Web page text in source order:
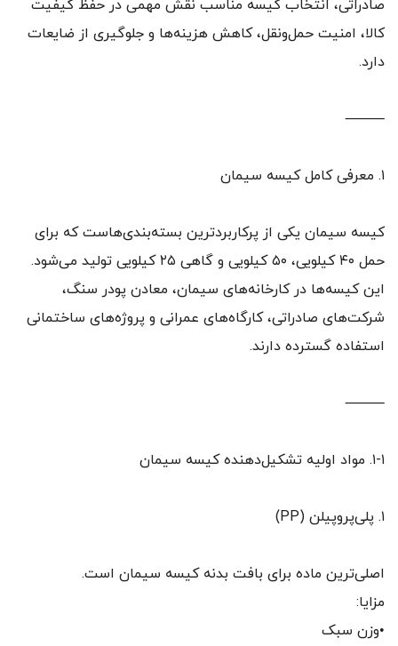
صادراتی، انتخاب کیسه مناسب نقش مهمی در حفظ کیفیت
کالا، امنیت حمل‌ونقل، کاهش هزینه‌ها و جلوگیری از ضایعات
دارد.
⸻
۱. معرفی کامل کیسه سیمان
کیسه سیمان یکی از پرکاربردترین بسته‌بندی‌هاست که برای
حمل ۴۰ کیلویی، ۵۰ کیلویی و گاهی ۲۵ کیلویی تولید می‌شود.
این کیسه‌ها در کارخانه‌های سیمان، معادن پودر سنگ،
شرکت‌های صادراتی، کارگاه‌های عمرانی و پروژه‌های ساختمانی
استفاده گسترده دارند.
⸻
۱-۱. مواد اولیه تشکیل‌دهنده کیسه سیمان
۱. پلی‌پروپیلن (PP)
اصلی‌ترین ماده برای بافت بدنه کیسه سیمان است.
مزایا:
•وزن سبک